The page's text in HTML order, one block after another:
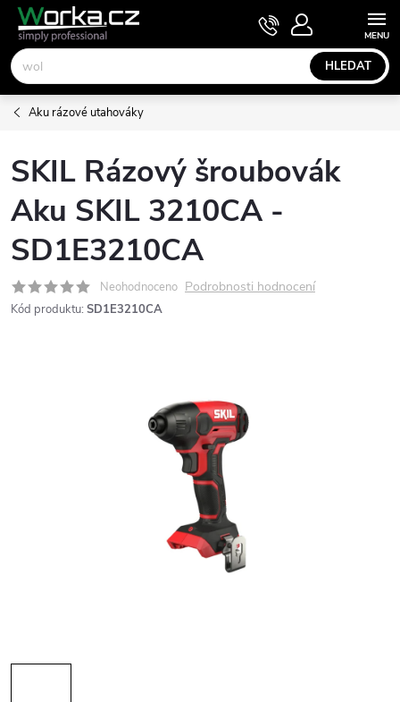
Přejít
obsah
HLEDAT
NÁKUPNÍ
KOŠÍK
Aku rázové utahováky
SKIL Rázový šroubovák
Aku SKIL 3210CA -
SD1E3210CA
Neohodnoceno Podrobnosti hodnocení
Kód produktu: SD1E3210CA